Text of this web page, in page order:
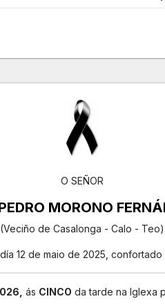
O SEÑOR
MORONO
(Veciño de Casalonga - Calo - Teo)
12 de maio de 2025, confortado
ás CINCO da tarde na Iglexa